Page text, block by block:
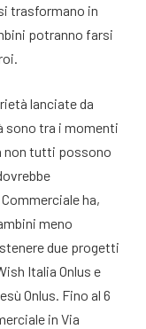
trasformano in
potranno farsi
lanciate da
sono tra i momenti
non tutti possono
ha,
meno
due progetti
Italia Onlus e
Onlus. Fino al 6
in Via